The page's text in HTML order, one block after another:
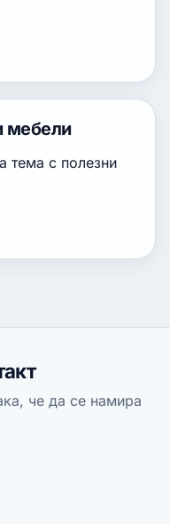
мебели
тема с полезни
че да се намира